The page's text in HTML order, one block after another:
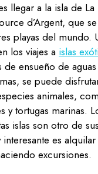
llegar a la isla de
d’Argent, que
playas del mundo.
los viajes a islas
de ensueño de
se puede
animales,
y tortugas marinas.
islas son otro de
es
excursiones.